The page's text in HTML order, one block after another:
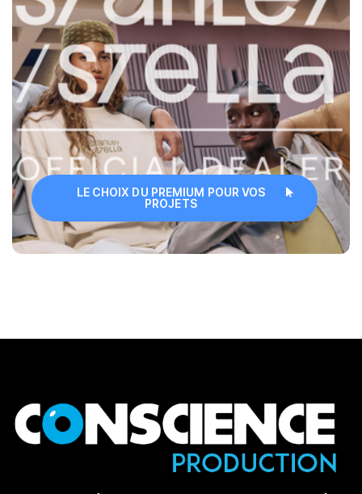
LE CHOIX DU PREMIUM POUR VOS
PROJETS